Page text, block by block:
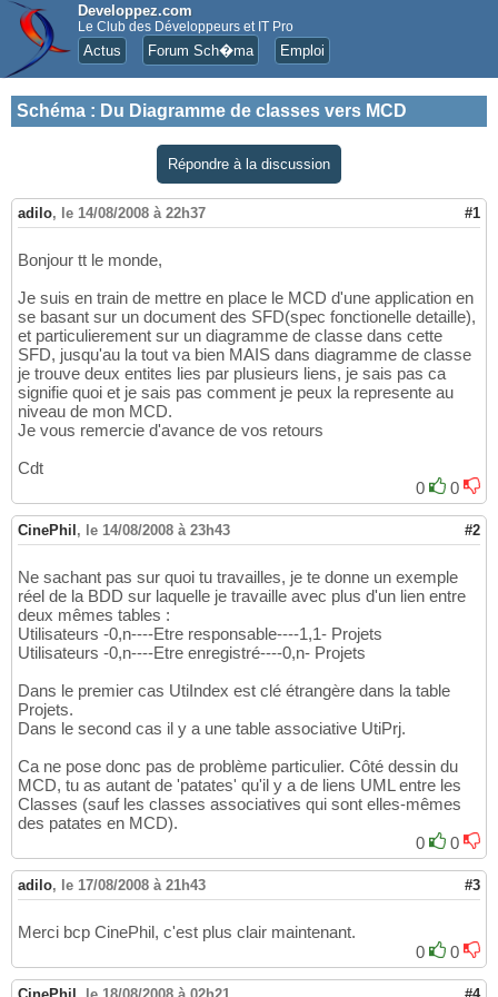
Developpez.com
Le Club des Développeurs et IT Pro
Actus Forum Sch�ma Emploi
Schéma : Du Diagramme de classes vers MCD
Répondre à la discussion
adilo, le 14/08/2008 à 22h37 #1
Bonjour tt le monde,
Je suis en train de mettre en place le MCD d'une application en
se basant sur un document des SFD(spec fonctionelle detaille),
et particulierement sur un diagramme de classe dans cette
SFD, jusqu'au la tout va bien MAIS dans diagramme de classe
je trouve deux entites lies par plusieurs liens, je sais pas ca
signifie quoi et je sais pas comment je peux la represente au
niveau de mon MCD.
Je vous remercie d'avance de vos retours
Cdt
0
0
CinePhil , le 14/08/2008 à 23h43 #2
Ne sachant pas sur quoi tu travailles, je te donne un exemple
réel de la BDD sur laquelle je travaille avec plus d'un lien entre
deux mêmes tables :
Utilisateurs -0,n----Etre responsable----1,1- Projets
Utilisateurs -0,n----Etre enregistré----0,n- Projets
Dans le premier cas UtiIndex est clé étrangère dans la table
Projets.
Dans le second cas il y a une table associative UtiPrj.
Ca ne pose donc pas de problème particulier. Côté dessin du
MCD, tu as autant de 'patates' qu'il y a de liens UML entre les
Classes (sauf les classes associatives qui sont elles-mêmes
des patates en MCD).
0
0
adilo, le 17/08/2008 à 21h43 #3
Merci bcp CinePhil, c'est plus clair maintenant.
0
0